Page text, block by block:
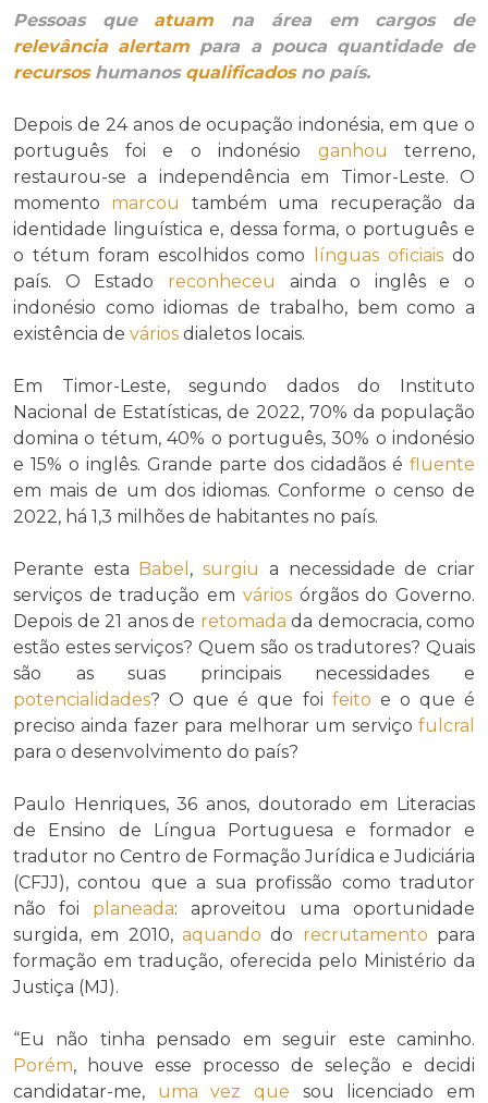
Pessoas que atuam na área em cargos de
relevância alertam para a pouca quantidade de
recursoshumanos qualificadosno país.
Depois de 24 anos de ocupação indonésia, em que o
português foi e o indonésio ganhou terreno,
restaurou-se a independência em Timor-Leste. O
momento marcou
também uma recuperação da
identidade linguística e, dessa forma, o português e
o tétum foram escolhidos como
línguas oficiais do
país. O Estado reconheceu ainda o inglês e o
indonésio como idiomas de trabalho, bem como a
existência de vários dialetos locais.
Em Timor-Leste, segundo dados do Instituto
Nacional de Estatísticas, de 2022, 70% da população
domina o tétum, 40% o português, 30% o indonésio
e 15% o inglês. Grande parte dos cidadãos é fluente
em mais de um dos idiomas. Conforme o censo de
2022, há 1,3 milhões de habitantes no país.
Perante esta Babel ,surgiu a necessidade de criar
serviços de tradução em váriosórgãos do Governo.
Depois de 21 anos de retomada da democracia, como
estão estes serviços? Quem são os tradutores? Quais
são as suas principais necessidades e
potencialidades? O que é que foi feito e o que é
preciso ainda fazer para melhorar um serviço fulcral
para o desenvolvimento do país?
Paulo Henriques, 36 anos, doutorado em Literacias
de Ensino de Língua Portuguesa e formador e
tradutor no Centro de Formação Jurídica e Judiciária
(CFJJ), contou que a sua profissão como tradutor
não foi planeada: aproveitou uma oportunidade
surgida, em 2010, aquando do recrutamento para
formação em tradução, oferecida pelo Ministério da
Justiça (MJ).
“Eu não tinha pensado em seguir este caminho.
Porém, houve esse processo de seleção e decidi
candidatar-me, uma vez que sou licenciado em